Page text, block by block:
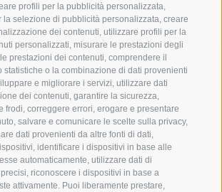
profili per la pubblicità personalizzata,
la selezione di pubblicità personalizzata, creare
dei contenuti, utilizzare profili per la
personalizzati, misurare le prestazioni degli
prestazioni dei contenuti, comprendere il
statistiche o la combinazione di dati provenienti
e migliorare i servizi, utilizzare dati
dei contenuti, garantire la sicurezza,
frodi, correggere errori, erogare e presentare
salvare e comunicare le scelte sulla privacy,
dati provenienti da altre fonti di dati,
identificare i dispositivi in base alle
automaticamente, utilizzare dati di
riconoscere i dispositivi in base a
attivamente. Puoi liberamente prestare,
pubblici | Mappa del sito | Cookie Policy
Privacy | Preferenze Cookies
Abbazia di Marienberg
Schlinig 1
39024 Malles
BZ - Italia